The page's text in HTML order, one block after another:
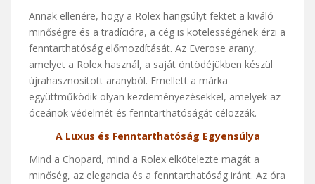
Annak ellenére, hogy a Rolex hangsúlyt fektet a kiváló
minőségre és a tradícióra, a cég is kötelességének érzi a
fenntarthatóság előmozdítását. Az Everose arany,
amelyet a Rolex használ, a saját öntödéjükben készül
újrahasznosított aranyból. Emellett a márka
együttműködik olyan kezdeményezésekkel, amelyek az
óceánok védelmét és fenntarthatóságát célozzák.
A Luxus és Fenntarthatóság Egyensúlya
Mind a Chopard, mind a Rolex elkötelezte magát a
minőség, az elegancia és a fenntarthatóság iránt. Az óra